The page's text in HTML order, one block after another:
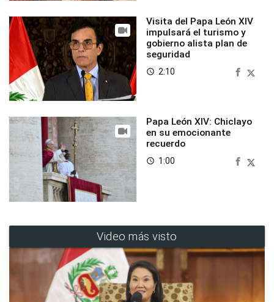
Visita del Papa León XIV
impulsará el turismo y
gobierno alista plan de
seguridad
access_time 2:10
Papa León XIV: Chiclayo
en su emocionante
recuerdo
access_time 1:00
Video más visto